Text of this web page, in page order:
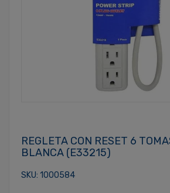
REGLETA CON RESET 6
BLANCA (E33215)
SKU: 1000584